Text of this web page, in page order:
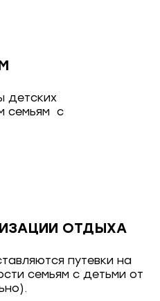
детских
семьям с
ОТДЫХА
путевки на
семьям с детьми от